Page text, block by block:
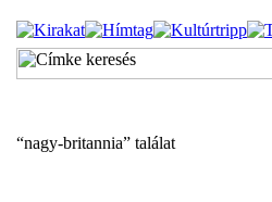
“nagy-britannia” találat